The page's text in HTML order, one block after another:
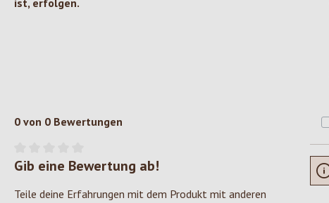
ist, erfolgen.
0 von 0 Bewertungen
Durchschnittliche Bewertung von 0 von 5 Sternen
Gib eine Bewertung ab!
Teile deine Erfahrungen mit dem Produkt mit anderen